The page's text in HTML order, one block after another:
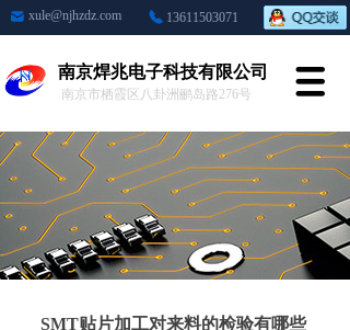
13611503071
xule@njhzdz.com
南京焊兆电子科技有限公司
南京市栖霞区八卦洲鹂岛路276号
SMT贴片加工对来料的检验有哪些